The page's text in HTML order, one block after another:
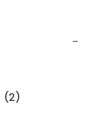
(2)